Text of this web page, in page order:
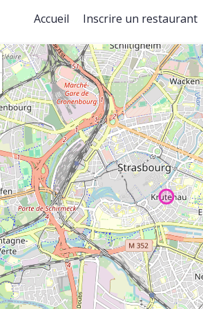
Accueil Inscrire un restaurant